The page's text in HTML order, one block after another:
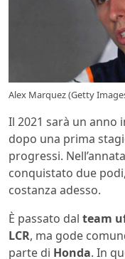
Alex Marquez (Getty
Il 2021 sarà un anno
dopo una prima
progressi.
conquistato due
costanza adesso.
È passato dal team
LCR, ma gode
parte di Honda. In